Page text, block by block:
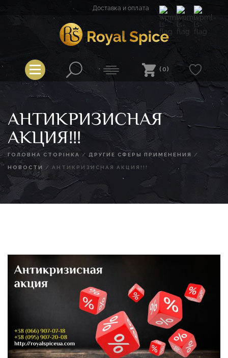
Доставка и оплата
Royal Spice
(0)
АНТИКРИЗИСНАЯ
АКЦИЯ!!!
ГОЛОВНА СТОРІНКА / ДРУГИЕ СФЕРЫ ПРИМЕНЕНИЯ /
НОВОСТИ / АНТИКРИЗИСНАЯ АКЦИЯ!!!